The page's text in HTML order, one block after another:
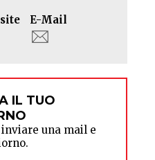
E-Mail
IL TUO
una mail e